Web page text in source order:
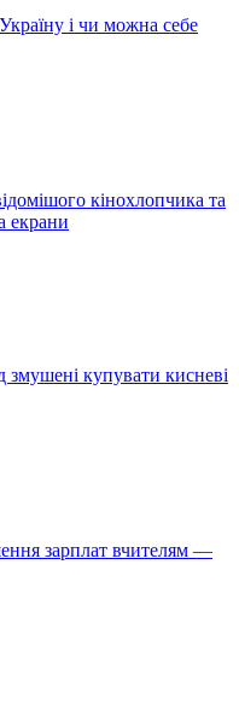
і чи можна себе
кінохлопчика та
екрани
змушені купувати кисневі
зарплат вчителям —